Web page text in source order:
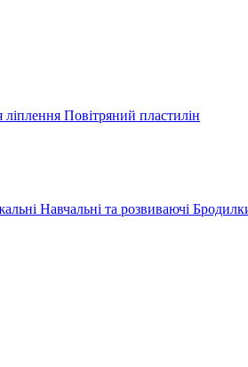
ліплення Повітряний пластилін
Навчальні та розвиваючі